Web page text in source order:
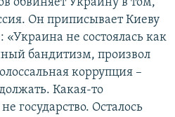
обвиняет Украину в том,
Он приписывает Киеву
«Украина не состоялась как
бандитизм, произвол
коррупция –
Какая-то
государство. Осталось